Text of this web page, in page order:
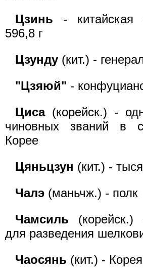
Цзинь -
596,8 г
Цзунду (кит.) -
"Цзяюй" -
Циса(корейск.) -
чиновных званий в
Корее
Цяньцзун (кит.) -
Чалэ (маньчж.) - полк
Чамсиль
для разведения
Чаосянь (кит.) - Корея